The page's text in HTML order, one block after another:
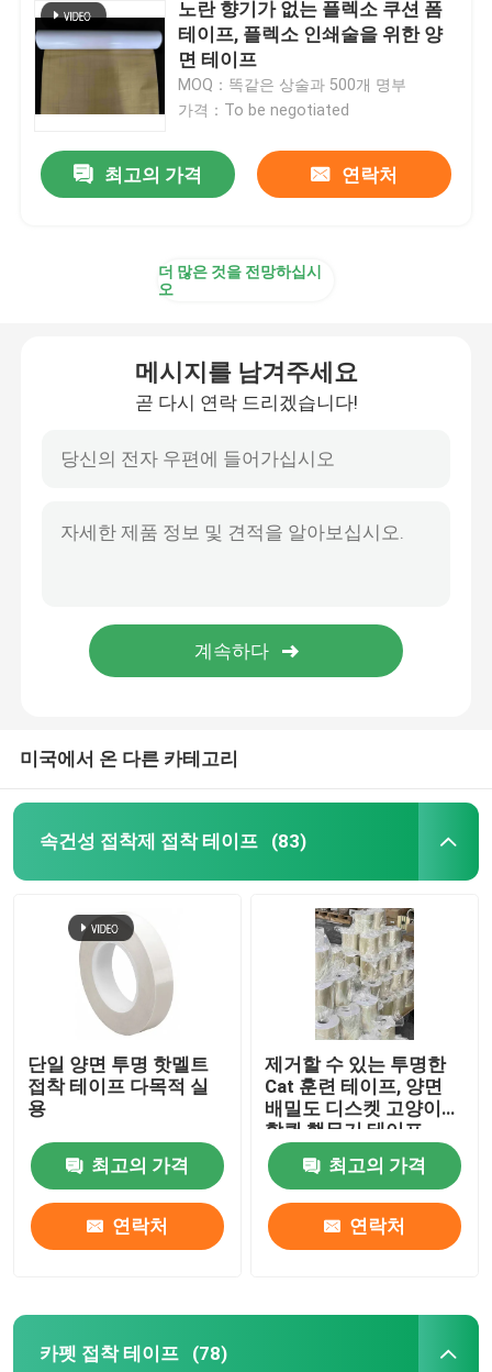
양면 배밀도 디스켓 폼 테이프
속건성 접착제 블록
양면 배밀도 디스켓 조직 테이프
접착 전사 테이프
재부착성 점착제 테이프
필름 어드헤시브 테이프
뜨거운 녹음 접착 스틱
노란 향기가 없는 플렉소 쿠션 폼
테이프, 플렉소 인쇄술을 위한 양
면 테이프
MOQ：똑같은 상술과 500개 명부
가격：To be negotiated
최고의 가격 연락처
더 많은 것을 전망하십시
오
메시지를 남겨주세요
곧 다시 연락 드리겠습니다!
미국에서 온 다른 카테고리
속건성 접착제 접착 테이프 (83)
단일 양면 투명 핫멜트
접착 테이프 다목적 실
용
최고의 가격
연락처
제거할 수 있는 투명한
Cat 훈련 테이프, 양면
배밀도 디스켓 고양이
할큄 핵무기 테이프
최고의 가격
연락처
카펫 접착 테이프 (78)